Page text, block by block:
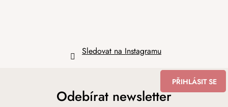
Sledovat na Instagramu
Odebírat newsletter
PŘIHLÁSIT SE